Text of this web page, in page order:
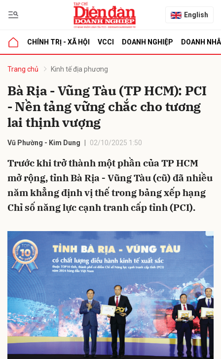
English
CHÍNH TRỊ - XÃ HỘI VCCI DOANH NGHIỆP DOANH
Trang chủ Kinh tế địa phương
Bà Rịa - Vũng Tàu (TP HCM): PCI
- Nền tảng vững chắc cho tương
lai thịnh vượng
Vũ Phường - Kim Dung 02/10/2025 1:50
Trước khi trở thành một phần của TP HCM
mở rộng, tỉnh Bà Rịa - Vũng Tàu (cũ) đã nhiều
năm khẳng định vị thế trong bảng xếp hạng
Chỉ số năng lực cạnh tranh cấp tỉnh (PCI).
luận
Hủy